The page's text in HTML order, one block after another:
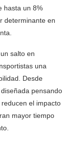
hasta un 8%
determinante en
salto en
una
Desde
pensando
el impacto
mayor tiempo